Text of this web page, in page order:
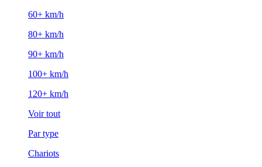
60+ km/h
80+ km/h
90+ km/h
100+ km/h
120+ km/h
Voir tout
Par type
Chariots